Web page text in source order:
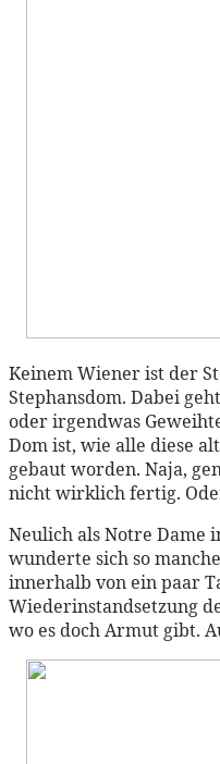
Keinem Wiener ist der
Stephansdom. Dabei
oder irgendwas
Dom ist, wie alle diese
gebaut worden. Naja,
nicht wirklich fertig.
Neulich als Notre Dame
wunderte sich so
innerhalb von ein paar
Wiederinstandsetzung
wo es doch Armut gibt.